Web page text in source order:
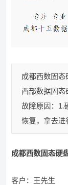
成都西数固态
西部数据固态
故障原因：1.
恢复，拿去进
成都西数固态硬
客户：王先生